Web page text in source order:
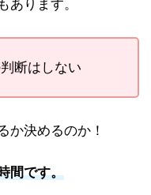
あります。
断はしない
か決めるのか！
間です。